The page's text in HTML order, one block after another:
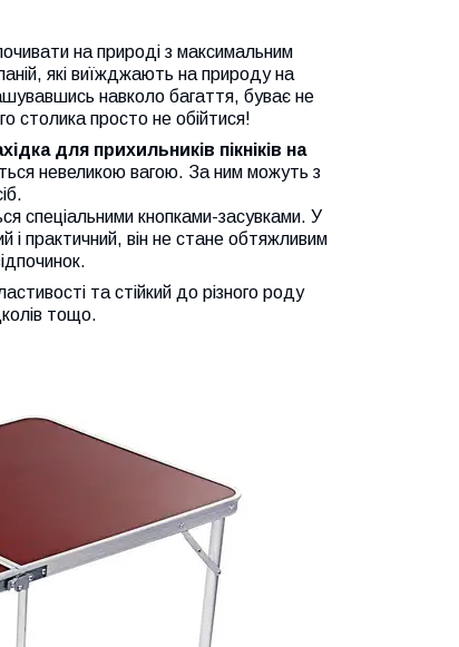
на природі з максимальним
які виїжджають на природу на
навколо багаття, буває не
столика просто не обійтися!
для прихильників пікніків на
невеликою вагою. За ним можуть з
спеціальними кнопками-засувками. У
і практичний, він не стане обтяжливим
та стійкий до різного роду
тощо.